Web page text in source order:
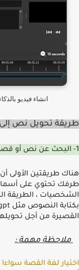
انشاء فيديو
طريقة تحويل نص
1- البحث عن نص أو
هناك طريقتين اﻷولى
طرفك تحتوي على
الشخصيات ، الطريقة
بكتابة النصوص مثل
القصيرة من أجل
ملاحظة مهمة:
اختيار لغة القصة